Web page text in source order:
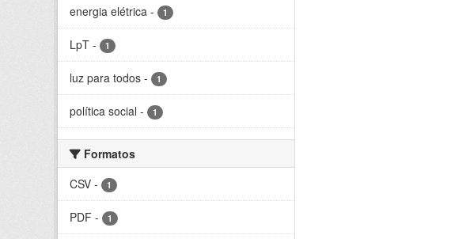
energia elétrica - 1
LpT - 1
luz para todos - 1
política social - 1
Formatos
CSV - 1
PDF - 1